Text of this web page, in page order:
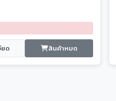
ยด สินค้าหมด